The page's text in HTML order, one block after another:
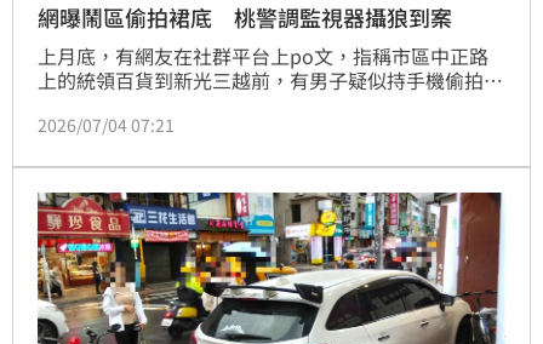
網曝鬧區偷拍裙底 桃警調監視器攝狼到案
上月底，有網友在社群平台上po文，指稱市區中正路
上的統領百貨到新光三越前，有男子疑似持手機偷拍女
惟已無該名男子身影，經積極調閱監視器畫面後，鎖定
疑自己可能遭偷拍的受害人，與轄區武陵派出所聯繫
(03-3363964)，以利釐清案情。
2026/07/04 07:21